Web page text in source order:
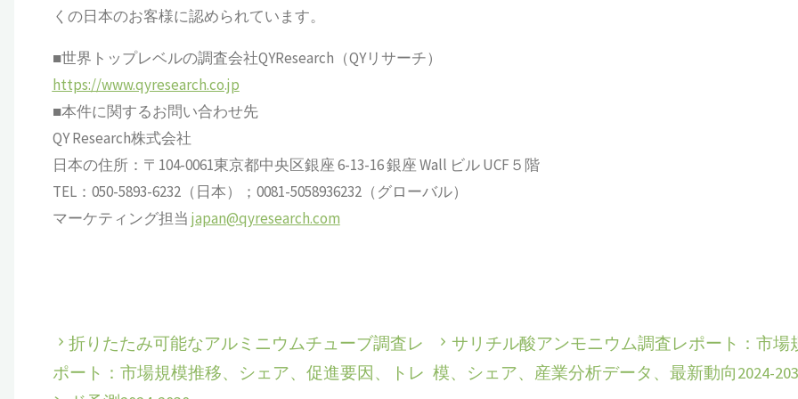
くの日本のお客様に認められています。
■世界トップレベルの調査会社QYResearch（QYリサーチ）
https://www.qyresearch.co.jp
■本件に関するお問い合わせ先
QY Research株式会社
日本の住所：〒104-0061東京都中央区銀座 6-13-16 銀座 Wall ビル UCF５階
TEL：050-5893-6232（日本）；0081-5058936232（グローバル）
マーケティング担当 japan@qyresearch.com
折りたたみ可能なアルミニウムチューブ調査レ
ポート：市場規模推移、シェア、促進要因、トレ
サリチル酸アンモニウム調査レポート：市場
模、シェア、産業分析データ、最新動向2024-